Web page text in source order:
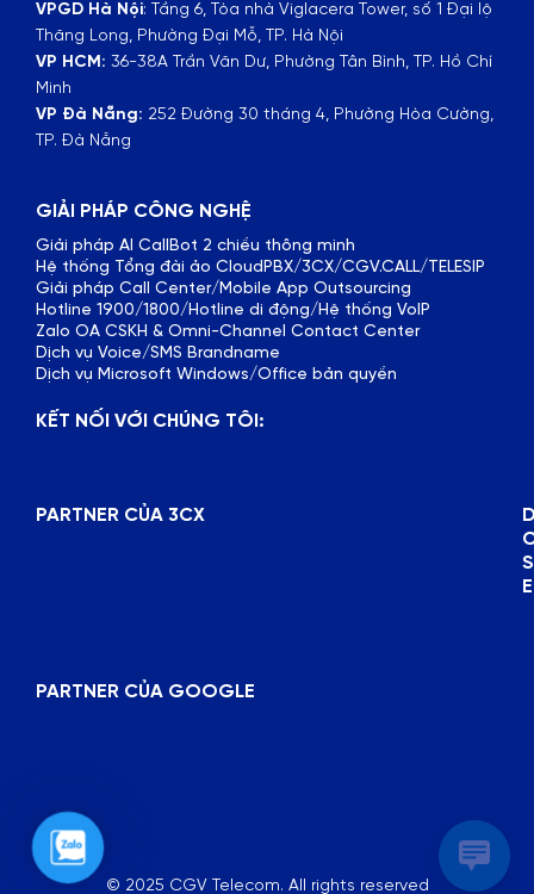
VPGD Hà Nội: Tầng 6, Tòa nhà Viglacera Tower, số 1 Đại lộ
Thăng Long, Phường Đại Mỗ, TP. Hà Nội
VP HCM: 36-38A Trần Văn Dư, Phường Tân Bình, TP. Hồ Chí
Minh
VP Đà Nẵng: 252 Đường 30 tháng 4, Phường Hòa Cường,
TP. Đà Nẵng
GIẢI PHÁP CÔNG NGHỆ
Giải pháp AI CallBot 2 chiều thông minh
Hệ thống Tổng đài ảo CloudPBX/3CX/CGV.CALL/TELESIP
Giải pháp Call Center/Mobile App Outsourcing
Hotline 1900/1800/Hotline di động/Hệ thống VoIP
Zalo OA CSKH & Omni-Channel Contact Center
Dịch vụ Voice/SMS Brandname
Dịch vụ Microsoft Windows/Office bản quyền
KẾT NỐI VỚI CHÚNG TÔI:
PARTNER CỦA 3CX
PARTNER CỦA GOOGLE
© 2025 CGV Telecom. All rights reserved
Zalo